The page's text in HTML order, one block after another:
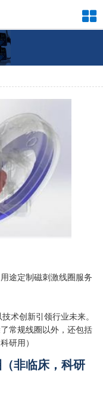
途定制磁刺激线圈服务
术创新引领行业未来。
常规线圈以外，还包括
研用）
非临床，科研